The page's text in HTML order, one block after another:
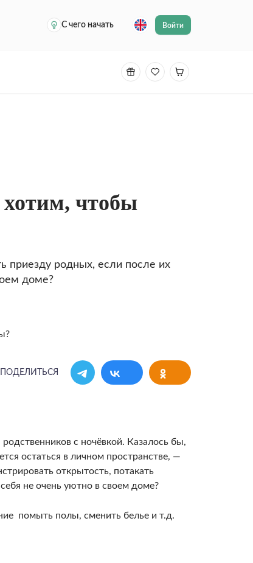
С чего начать
Войти
чтобы
приезду родных, если после их
доме?
ПОДЕЛИТЬСЯ
с ночёвкой. Казалось бы,
остаться в личном пространстве, —
открытость, потакать
не очень уютно в своем доме?
помыть полы, сменить белье и т.д.